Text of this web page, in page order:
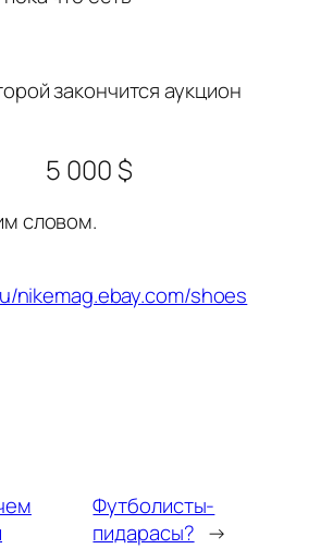
закончится аукцион
5 000 $
словом.
nikemag.ebay.com/shoes
Футболисты-
пидарасы? →